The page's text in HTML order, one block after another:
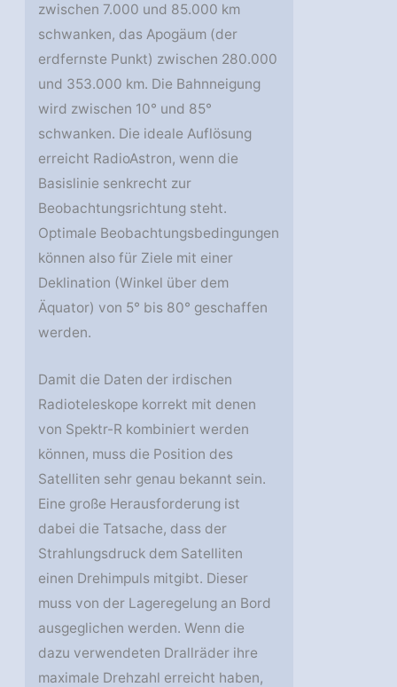
zwischen 7.000 und 85.000 km
schwanken, das Apogäum (der
erdfernste Punkt) zwischen 280.000
und 353.000 km. Die Bahnneigung
wird zwischen 10° und 85°
schwanken. Die ideale Auflösung
erreicht RadioAstron, wenn die
Basislinie senkrecht zur
Beobachtungsrichtung steht.
Optimale Beobachtungsbedingungen
können also für Ziele mit einer
Deklination (Winkel über dem
Äquator) von 5° bis 80° geschaffen
werden.
Damit die Daten der irdischen
Radioteleskope korrekt mit denen
von Spektr-R kombiniert werden
können, muss die Position des
Satelliten sehr genau bekannt sein.
Eine große Herausforderung ist
dabei die Tatsache, dass der
Strahlungsdruck dem Satelliten
einen Drehimpuls mitgibt. Dieser
muss von der Lageregelung an Bord
ausgeglichen werden. Wenn die
dazu verwendeten Drallräder ihre
maximale Drehzahl erreicht haben,